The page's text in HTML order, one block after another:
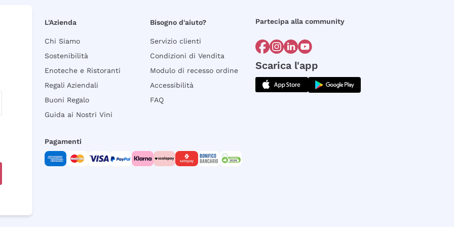
L'Azienda
Chi Siamo
Sostenibilità
Enoteche e Ristoranti
Regali Aziendali
Buoni Regalo
Guida ai Nostri Vini
Bisogno d'aiuto?
Servizio clienti
Condizioni di Vendita
Modulo di recesso ordine
Accessibilità
FAQ
Partecipa alla community
Scarica l'app
Pagamenti